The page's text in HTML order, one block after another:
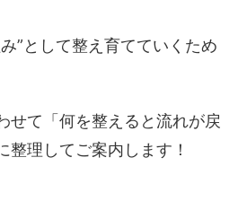
”として整え育てていくため
せて「何を整えると流れが戻
整理してご案内します！